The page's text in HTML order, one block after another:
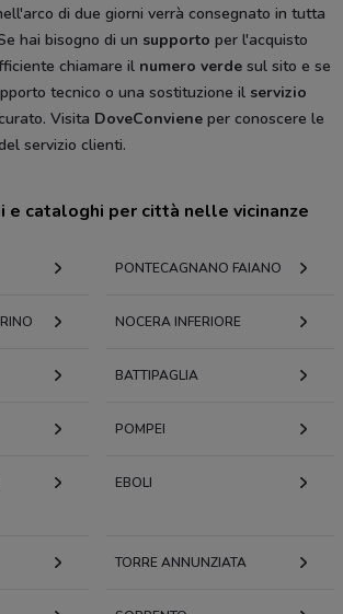
di due giorni verrà consegnato in tutta
hai bisogno di un supporto per l'acquisto
chiamare il numero verde sul sito e se
tecnico o una sostituzione il servizio
Visita DoveConviene per conoscere le
servizio clienti.
e cataloghi per città nelle vicinanze
PONTECAGNANO FAIANO
NOCERA INFERIORE
BATTIPAGLIA
POMPEI
EBOLI
TORRE ANNUNZIATA